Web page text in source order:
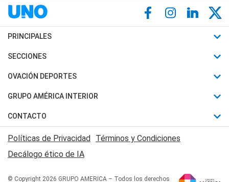
PRINCIPALES
Últimas Noticias
Política
Judiciales
Economia
SECCIONES
Horóscopo
Motores
Trucos caseros
Series y Películas
Edictos y Solicitadas
OVACIÓN DEPORTES
Fútbol
Mundial
Automovilismo
Rugby
Básquet
GRUPO AMÉRICA INTERIOR
Canal 7 en Vivo
CONTACTO
Acerca de Nosotros
Contactanos
Políticas de Privacidad Términos y Condiciones
Decálogo ético de IA
© Copyright 2026 GRUPO AMERICA – Todos los derechos